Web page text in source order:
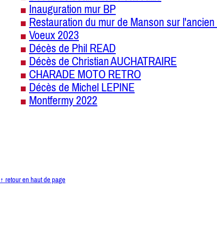
Inauguration mur BP
Restauration du mur de Manson sur
Voeux 2023
Décès de Phil READ
Décès de Christian AUCHATRAIRE
CHARADE MOTO RETRO
Décès de Michel LEPINE
Montfermy 2022
↑ retour en haut de page